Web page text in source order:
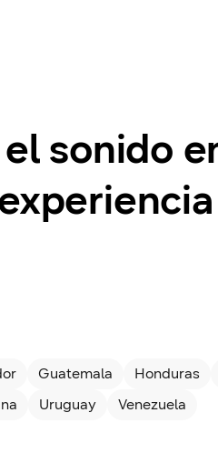
sonido
Guatemala Honduras
Uruguay Venezuela